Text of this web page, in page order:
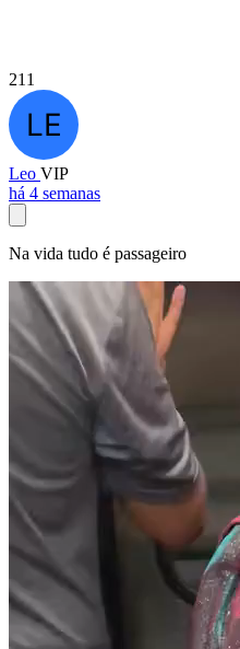
211
Leo VIP
há 4 semanas
Na vida tudo é passageiro